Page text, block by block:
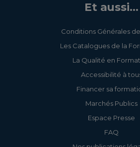
Et aussi...
Conditions Générales
Les Catalogues de la
La Qualité en
Accessibilité à
Financer sa
Marchés Publics
Espace Presse
FAQ